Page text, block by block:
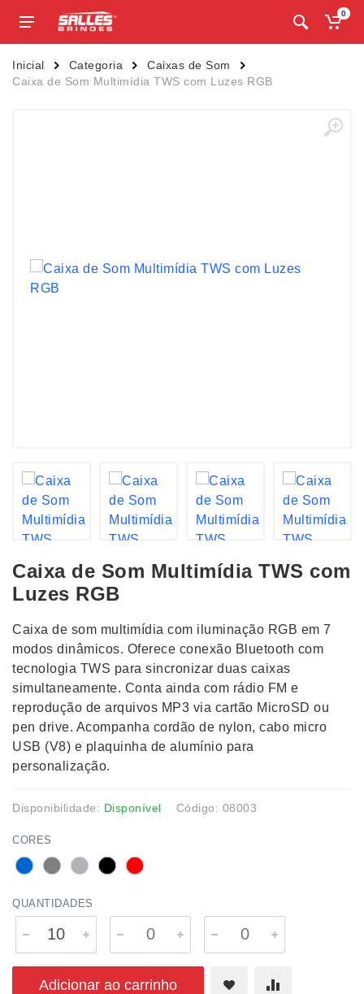
0
Inicial Categoria
Caixas de Som
Caixa de Som Multimídia TWS com Luzes RGB
Caixa de Som Multimídia TWS com
Luzes RGB
Caixa de som multimídia com iluminação RGB em 7
modos dinâmicos. Oferece conexão Bluetooth com
tecnologia TWS para sincronizar duas caixas
simultaneamente. Conta ainda com rádio FM e
reprodução de arquivos MP3 via cartão MicroSD ou
pen drive. Acompanha cordão de nylon, cabo micro
USB (V8) e plaquinha de alumínio para
personalização.
Disponibilidade: Disponível Código: 08003
CORES
QUANTIDADES
Adicionar ao carrinho